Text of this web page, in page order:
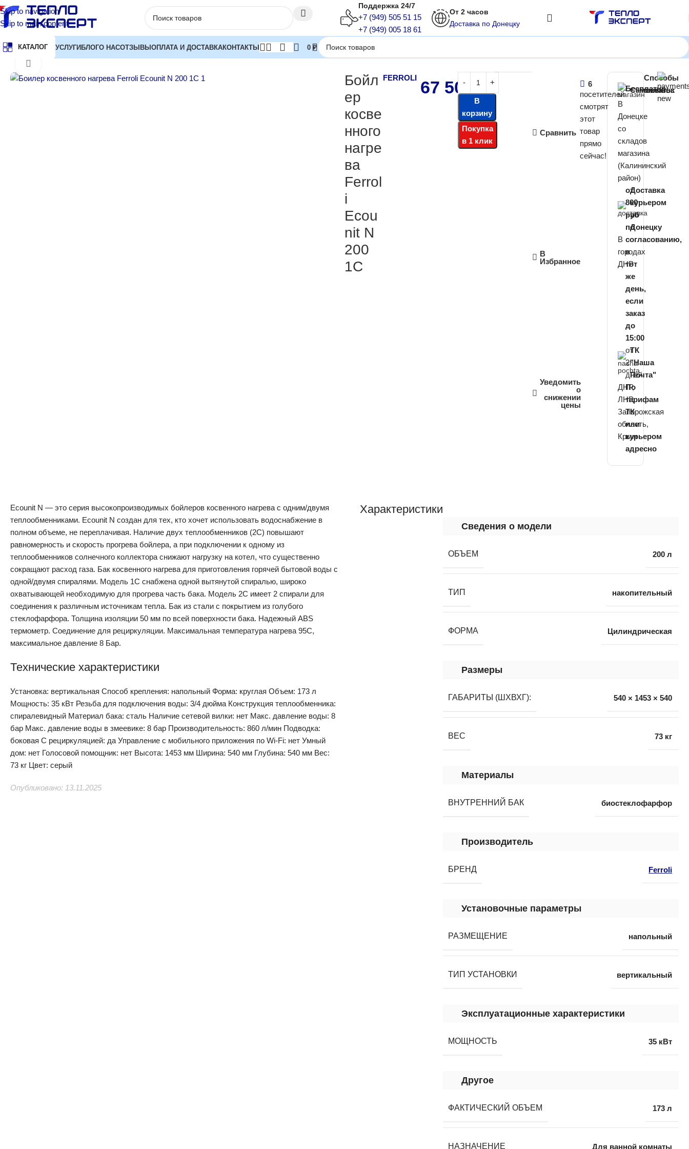
Skip to navigation
Skip to main content
Поддержка 24/7
+7 (949) 505 51 15
+7 (949) 005 18 61
От 2 часов
Доставка по Донецку
КАТАЛОГ УСЛУГИБЛОГО НАСОТЗЫВЫОПЛАТА И ДОСТАВКАКОНТАКТЫ 0 ₽
Главная Бойлеры косвенного нагрева Бойлер косвенного нагрева Ferroli Ecounit N 200 1C
Бойл
ер
косве
нного
нагре
ва
Ferrol
i
Ecou
nit N
200
1C
FERROLI 67 500₽
В
корзину
Покупка
в 1 клик
Сравнить
В
Избранное
Уведомить
о
снижении
цены
6
посетителей
смотрят
этот
товар
прямо
сейчас!
Самовывоз
В
Донецке
со
складов
магазина
(Калининский
район)
Бесплатно
Доставка
курьером
по
Донецку
В
городах
ДНР
от
800
руб
по
согласованию,
в
тот
же
день,
если
заказ
до
15:00
ТК
"Наша
Почта"
ДНР,
ЛНР,
Запорожская
область,
Крым
от
2
дней
По
тарифам
ТК
или
курьером
адресно
Способы
оплаты:
Ecounit N — это серия высокопроизводимых бойлеров косвенного нагрева с одним/двумя
теплообменниками. Ecounit N создан для тех, кто хочет использовать водоснабжение в
полном объеме, не переплачивая. Наличие двух теплообменников (2С) повышают
равномерность и скорость прогрева бойлера, а при подключении к одному из
теплообменников солнечного коллектора снижают нагрузку на котел, что существенно
сокращают расход газа. Бак косвенного нагрева для приготовления горячей бытовой воды с
одной/двумя спиралями. Модель 1С снабжена одной вытянутой спиралью, широко
охватывающей необходимую для прогрева часть бака. Модель 2С имеет 2 спирали для
соединения к различным источникам тепла. Бак из стали с покрытием из голубого
стеклофарфора. Толщина изоляции 50 мм по всей поверхности бака. Надежный ABS
термометр. Соединение для рециркуляции. Максимальная температура нагрева 95С,
максимальное давление 8 Бар.
Технические характеристики
Установка: вертикальная Способ крепления: напольный Форма: круглая Объем: 173 л
Мощность: 35 кВт Резьба для подключения воды: 3/4 дюйма Конструкция теплообменника:
спиралевидный Материал бака: сталь Наличие сетевой вилки: нет Макс. давление воды: 8
бар Макс. давление воды в змеевике: 8 бар Производительность: 860 л/мин Подводка:
боковая С рециркуляцией: да Управление c мобильного приложения по Wi-Fi: нет Умный
дом: нет Голосовой помощник: нет Высота: 1453 мм Ширина: 540 мм Глубина: 540 мм Вес:
73 кг Цвет: серый
Опубликовано: 13.11.2025
Характеристики
Сведения о модели
ОБЪЕМ 200 л
ТИП накопительный
ФОРМА Цилиндрическая
Размеры
ГАБАРИТЫ (ШХВХГ): 540 × 1453 × 540
ВЕС 73 кг
Материалы
ВНУТРЕННИЙ БАК биостеклофарфор
Производитель
БРЕНД Ferroli
Установочные параметры
РАЗМЕЩЕНИЕ напольный
ТИП УСТАНОВКИ вертикальный
Эксплуатационные характеристики
МОЩНОСТЬ 35 кВт
Другое
ФАКТИЧЕСКИЙ ОБЪЕМ 173 л
НАЗНАЧЕНИЕ Для ванной комнаты